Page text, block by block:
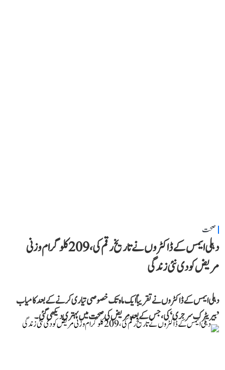
صحت
دہلی ایمس کے ڈاکٹروں نے تاریخ رقم کی، 209 کلوگرام وزنی
مریض کو دی نئی زندگی
دہلی ایمس کے ڈاکٹروں نے تقریباً ایک ماہ تک خصوصی تیاری کرنے کے بعد کامیاب
’بیریٹرک سرجری‘ کی، جس کے بعد مریض کی صحت میں بہتری دیکھی گئی۔